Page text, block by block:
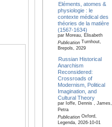
Eléments, atomes &
physiologie : le
contexte médical des
théories de la matière
(1567-1634)
par Moreau, Elisabeth
PublicationTurnhout,
Brepols, 2029
Russian Historical
Anarchism
Reconsidered:
Crossroads of
Modernism, Political
Imagination, and
Cultural Theory
par Ioffe, Dennis , James,
Petra
PublicationOxford,
Legenda, 2026-10-01